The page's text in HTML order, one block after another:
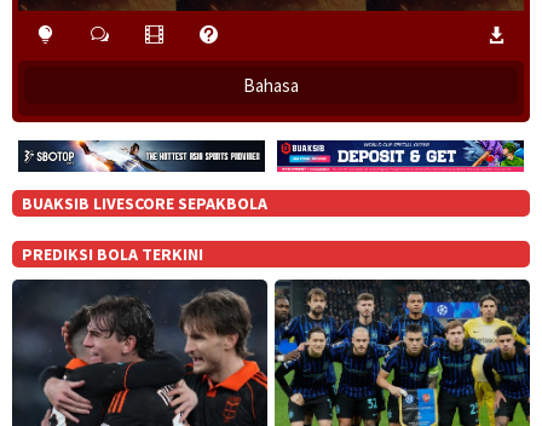
Bahasa
BUAKSIB LIVESCORE SEPAKBOLA
PREDIKSI BOLA TERKINI